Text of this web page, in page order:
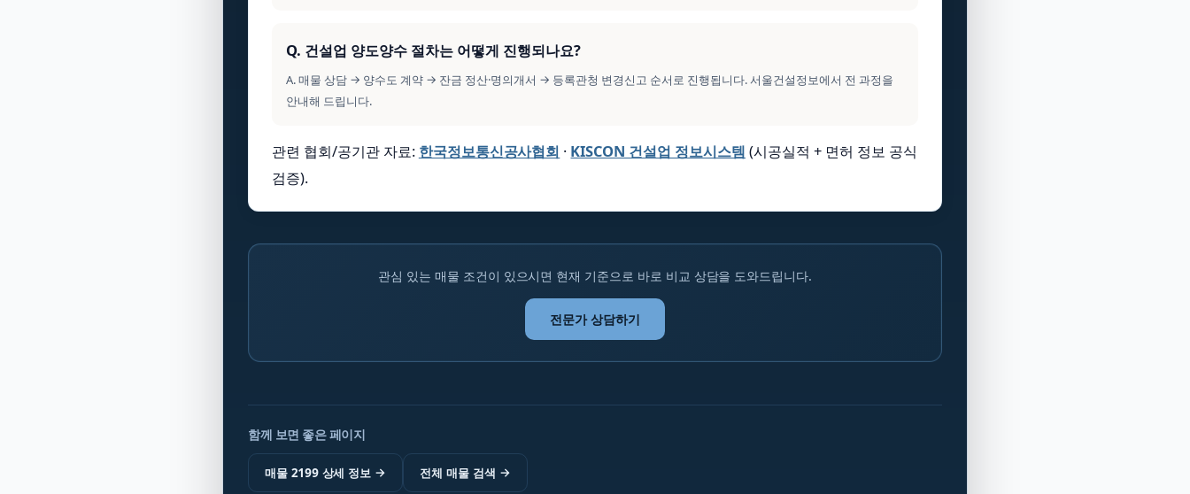
Q. 건설업 양도양수 절차는 어떻게 진행되나요?
A. 매물 상담 → 양수도 계약 → 잔금 정산·명의개서 → 등록관청 변경신고 순서로 진행됩니다. 서울건설정보에서 전 과정을
안내해 드립니다.
관련 협회/공기관 자료: 한국정보통신공사협회 · KISCON 건설업 정보시스템 (시공실적 + 면허 정보 공식
검증).
관심 있는 매물 조건이 있으시면 현재 기준으로 바로 비교 상담을 도와드립니다.
전문가 상담하기
함께 보면 좋은 페이지
매물 2199 상세 정보 → 전체 매물 검색 →